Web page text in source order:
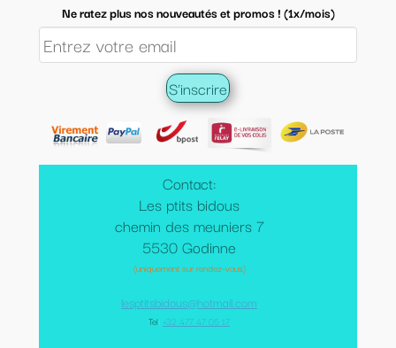
Contact:
Les ptits bidous
chemin des meuniers 7
5530 Godinne
(uniquement sur rendez-vous)
lesptitsbidous@hotmail.com
Tel: +32 477 47 05 17
Ne ratez plus nos nouveautés et promos ! (1x/mois)